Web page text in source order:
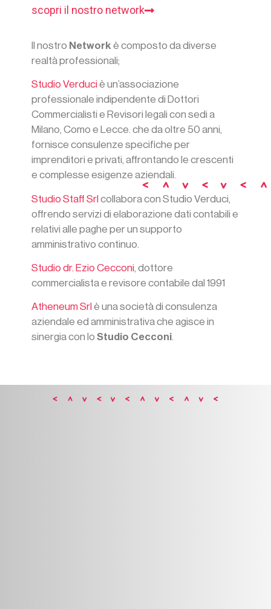
scopri il nostro network
Il nostro Network è composto da diverse
realtà professionali;
Studio Verduciè un’associazione
professionale indipendente di Dottori
Commercialisti e Revisori legali con sedi a
Milano, Como e Lecce. che da oltre 50 anni,
fornisce consulenze specifiche per
imprenditori e privati, affrontando le crescenti
e complesse esigenze aziendali.
Studio Staff Srl collabora con Studio Verduci,
offrendo servizi di elaborazione dati contabili e
relativi alle paghe per un supporto
amministrativo continuo.
Studio dr. Ezio Cecconi , dottore
commercialista e revisore contabile dal 1991
Atheneum Srl è una società di consulenza
aziendale ed amministrativa che agisce in
sinergia con lo Studio Cecconi.